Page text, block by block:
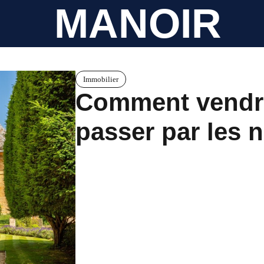
MANOIR
Immobilier
Comment
passer par les